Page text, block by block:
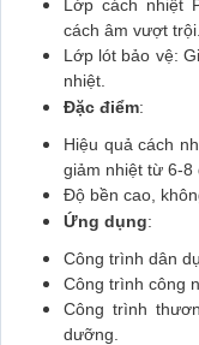
Lớp cách nhiệt
cách âm vượt trội.
Lớp lót bảo vệ:
nhiệt.
Đặc điểm:
Hiệu quả cách
giảm nhiệt từ 6-8
Độ bền cao,
Ứng dụng:
Công trình dân
Công trình công
Công trình
dưỡng.